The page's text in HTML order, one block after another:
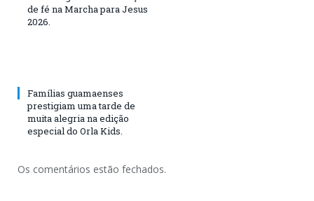
de fé na Marcha para Jesus
2026.
Famílias guamaenses
prestigiam uma tarde de
muita alegria na edição
especial do Orla Kids.
Os comentários estão fechados.